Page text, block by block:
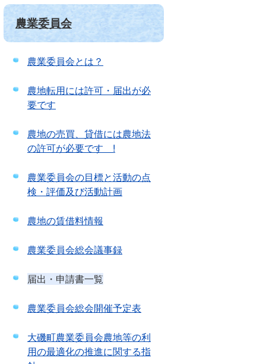
農業委員会
農業委員会とは？
農地転用には許可・届出が必
要です
農地の売買、貸借には農地法
の許可が必要です !
農業委員会の目標と活動の点
検・評価及び活動計画
農地の賃借料情報
農業委員会総会議事録
届出・申請書一覧
農業委員会総会開催予定表
大磯町農業委員会農地等の利
用の最適化の推進に関する指